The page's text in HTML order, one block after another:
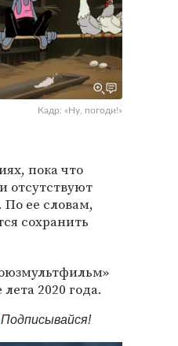
Кадр: «Ну, погоди!»
пока что
отсутствуют
По ее словам,
сохранить
2020 года.